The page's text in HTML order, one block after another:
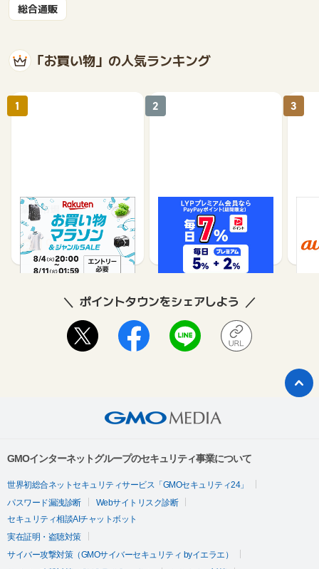
総合通販
「お買い物」の人気ランキング
楽天市場
1%
1
Yahoo!ショッピング
1%
2 3
ポイントタウンをシェアしよう
GMOインターネットグループのセキュリティ事業について
世界初総合ネットセキュリティサービス「GMOセキュリティ24」
パスワード漏洩診断
Webサイトリスク診断
セキュリティ相談AIチャットボット
実在証明・盗聴対策
サイバー攻撃対策（GMOサイバーセキュリティ byイエラエ）